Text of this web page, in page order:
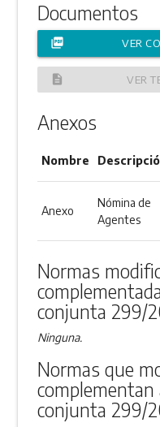
Documentos
picture_as_pdf VER
description VER
Anexos
Nombre
Anexo
Nómina de
Agentes
Normas
conjunta 299/
Ninguna.
Normas que
complementan
conjunta 299/